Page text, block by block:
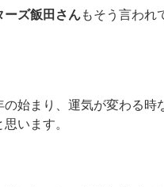
ーズ飯田さんもそう言われ
の始まり、運気が変わる時
います。